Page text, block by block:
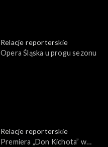
Relacje reporterskie
Opera Śląska u progu sezonu
Relacje reporterskie
Premiera „Don Kichota” w